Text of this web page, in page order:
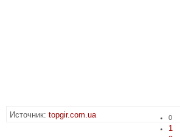
Источник: topgir.com.ua 0
1